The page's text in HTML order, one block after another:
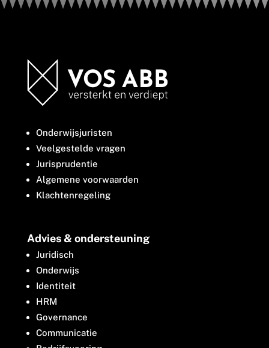
Onderwijsjuristen
Veelgestelde vragen
Jurisprudentie
Algemene voorwaarden
Klachtenregeling
Advies & ondersteuning
Juridisch
Onderwijs
Identiteit
HRM
Governance
Communicatie